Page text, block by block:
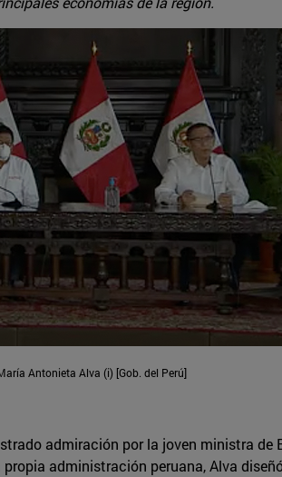
Antonieta Alva (i) [Gob. del Perú]
admiración por la joven ministra de
administración peruana, Alva